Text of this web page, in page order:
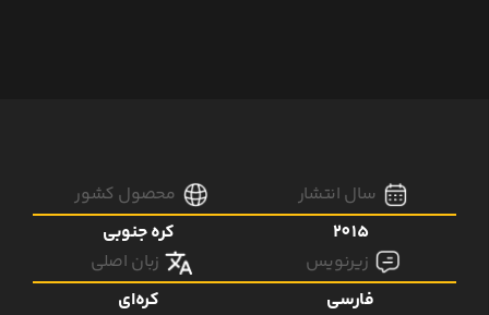
سال انتشار
2015
محصول کشور
کره جنوبی
زیرنویس
فارسی
زبان اصلی
کره‌ای